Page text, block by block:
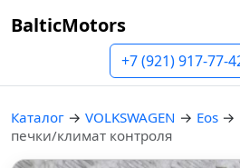
BalticMotors
+7 (921) 917-77-
Каталог → VOLKSWAGEN → Eos →
печки/климат контроля